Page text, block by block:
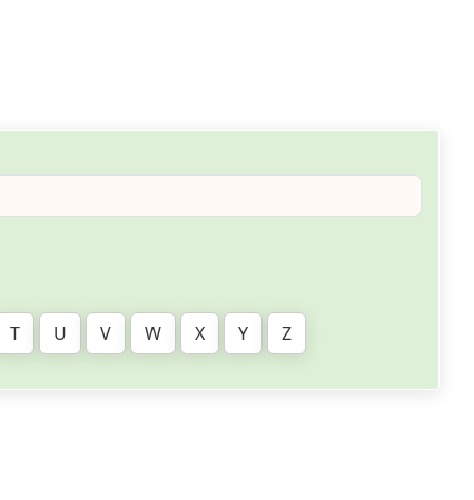
T U V W X Y Z